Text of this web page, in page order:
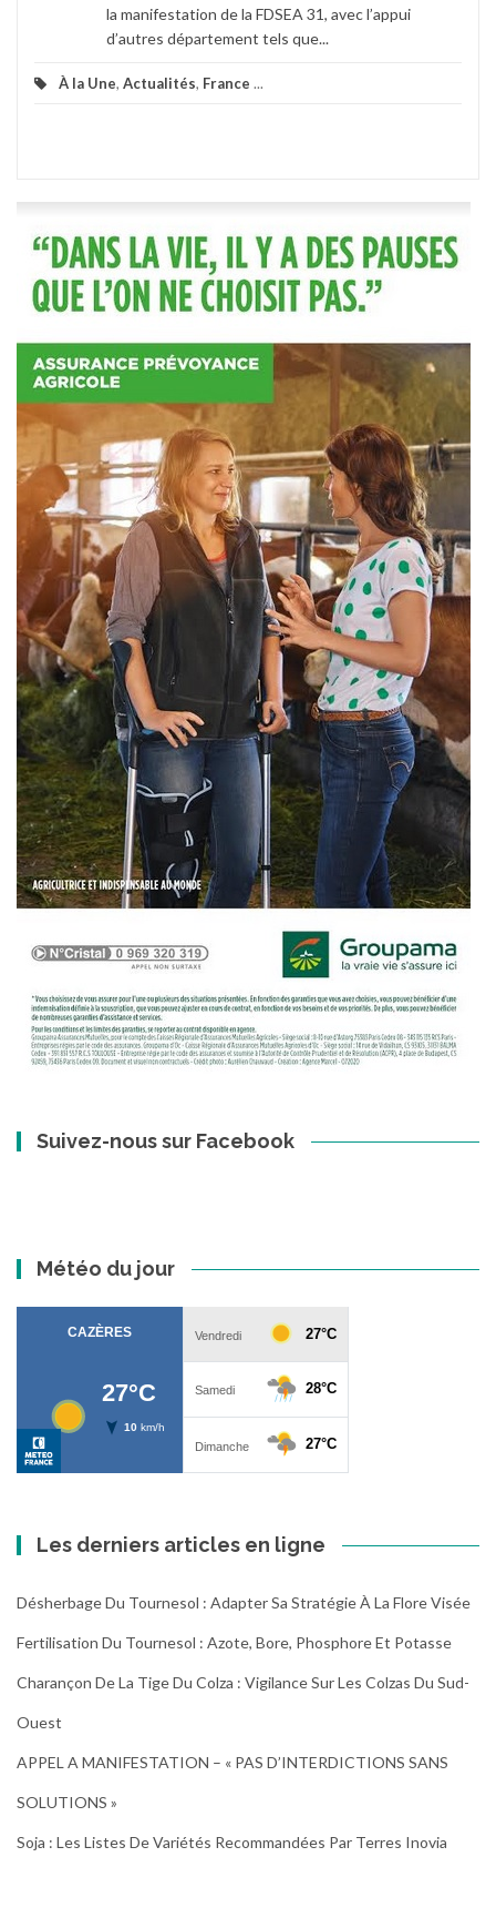
la manifestation de la FDSEA 31, avec l’appui
d’autres département tels que...
À la Une, Actualités, France ...
Suivez-nous sur Facebook
Météo du jour
Les derniers articles en ligne
Désherbage Du Tournesol : Adapter Sa Stratégie À La Flore Visée
Fertilisation Du Tournesol : Azote, Bore, Phosphore Et Potasse
Charançon De La Tige Du Colza : Vigilance Sur Les Colzas Du Sud-
Ouest
APPEL A MANIFESTATION – « PAS D’INTERDICTIONS SANS
SOLUTIONS »
Soja : Les Listes De Variétés Recommandées Par Terres Inovia